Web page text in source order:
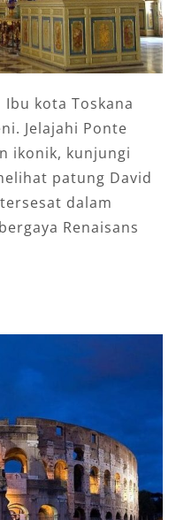
kota Toskana
Jelajahi Ponte
ikonik, kunjungi
patung David
dalam
Renaisans